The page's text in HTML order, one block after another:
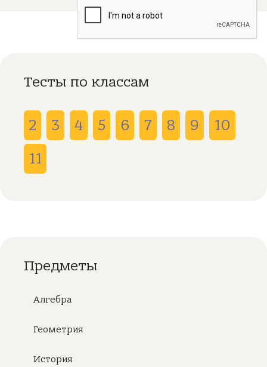
Тесты по классам
2 3 4 5 6 7 8 9
10
11
Предметы
Алгебра
Геометрия
История